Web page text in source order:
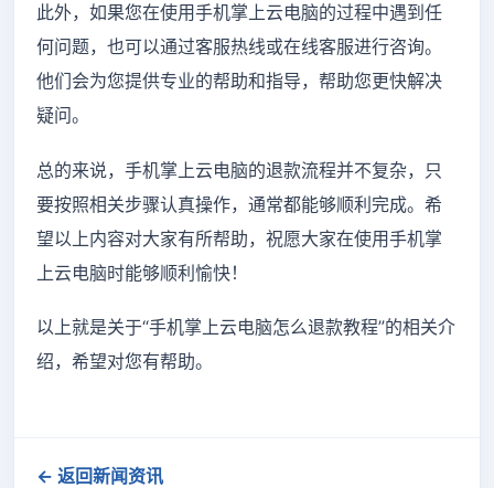
此外，如果您在使用手机掌上云电脑的过程中遇到任
何问题，也可以通过客服热线或在线客服进行咨询。
他们会为您提供专业的帮助和指导，帮助您更快解决
疑问。
总的来说，手机掌上云电脑的退款流程并不复杂，只
要按照相关步骤认真操作，通常都能够顺利完成。希
望以上内容对大家有所帮助，祝愿大家在使用手机掌
上云电脑时能够顺利愉快！
以上就是关于“手机掌上云电脑怎么退款教程”的相关介
绍，希望对您有帮助。
← 返回新闻资讯